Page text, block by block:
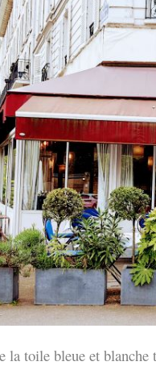
la toile bleue et blanche